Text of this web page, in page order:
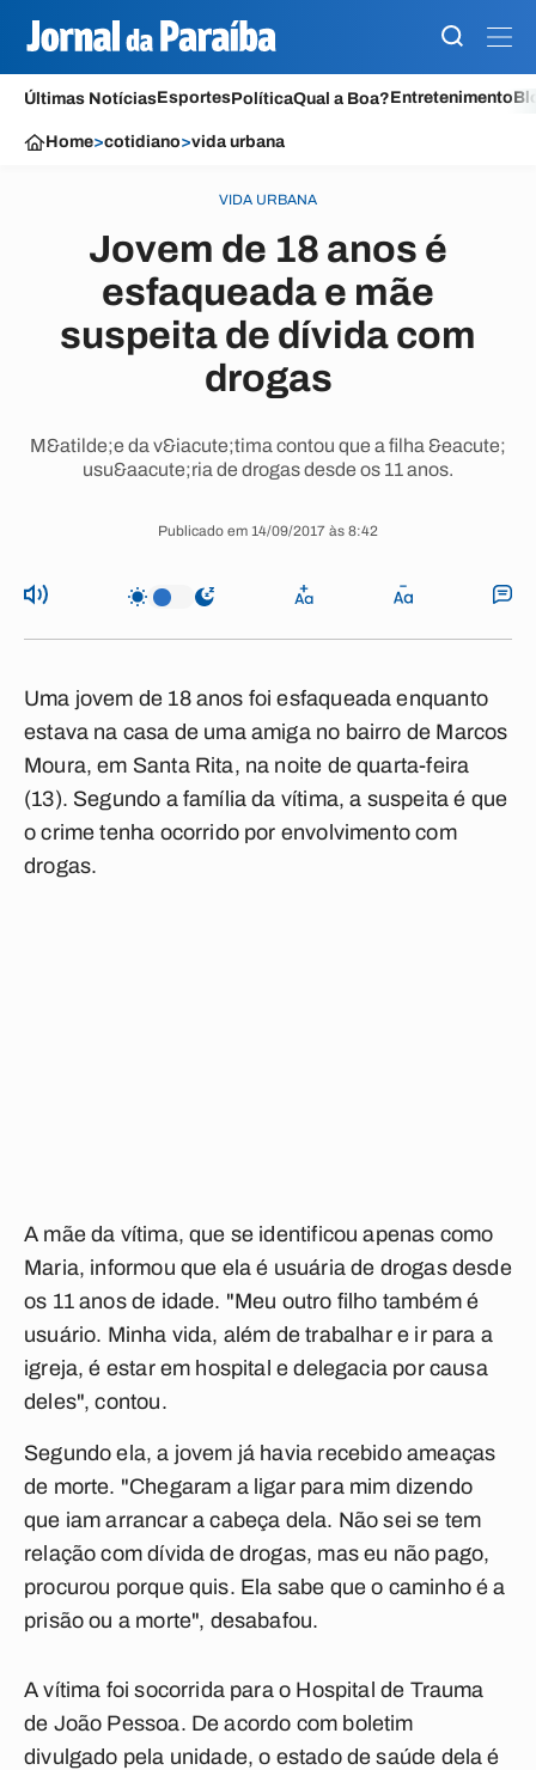
Últimas NotíciasEsportesPolíticaQual a Boa?Entretenimento
Home>cotidiano>vida urbana
VIDA URBANA
Jovem de 18 anos é
esfaqueada e mãe
suspeita de dívida com
drogas
M&atilde;e da v&iacute;tima contou que a filha &eacute;
usu&aacute;ria de drogas desde os 11 anos.
Publicado em 14/09/2017 às 8:42
Uma jovem de 18 anos foi esfaqueada enquanto
estava na casa de uma amiga no bairro de Marcos
Moura, em Santa Rita, na noite de quarta-feira
(13). Segundo a família da vítima, a suspeita é que
o crime tenha ocorrido por envolvimento com
drogas.
A mãe da vítima, que se identificou apenas como
Maria, informou que ela é usuária de drogas desde
os 11 anos de idade. "Meu outro filho também é
usuário. Minha vida, além de trabalhar e ir para a
igreja, é estar em hospital e delegacia por causa
deles", contou.
Segundo ela, a jovem já havia recebido ameaças
de morte. "Chegaram a ligar para mim dizendo
que iam arrancar a cabeça dela. Não sei se tem
relação com dívida de drogas, mas eu não pago,
procurou porque quis. Ela sabe que o caminho é a
prisão ou a morte", desabafou.
A vítima foi socorrida para o Hospital de Trauma
de João Pessoa. De acordo com boletim
divulgado pela unidade, o estado de saúde dela é